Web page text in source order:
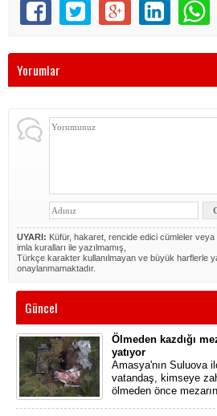
Yorumlar
UYARI: Küfür, hakaret, rencide edici cümleler veya
imla kuralları ile yazılmamış,
Türkçe karakter kullanılmayan ve büyük harflerle
onaylanmamaktadır.
Güncel
Ölmeden kazdığı
yatıyor
Amasya'nın Suluova
vatandaş, kimseye
ölmeden önce